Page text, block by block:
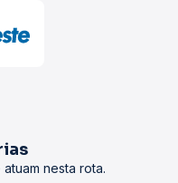
nesta rota.